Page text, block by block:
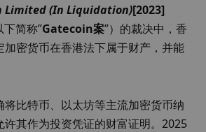
Limited (In Liquidation)[2023]
简称”Gatecoin案”）的裁决中，香
加密货币在香港法下属于财产，并能
比特币、以太坊等主流加密货币纳
许其作为投资凭证的财富证明。2025